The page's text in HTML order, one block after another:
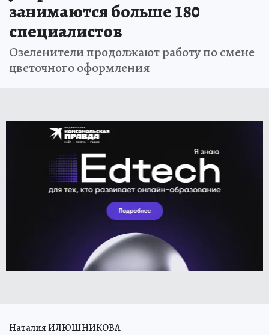
занимаются больше 180
специалистов
Озеленители продолжают работу по смене
цветочного оформления
Наталия ИЛЮШНИКОВА